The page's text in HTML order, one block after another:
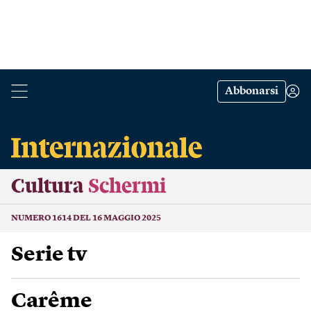
Abbonarsi
Cultura Schermi
NUMERO 1614 DEL 16 MAGGIO 2025
Serie tv
Carême